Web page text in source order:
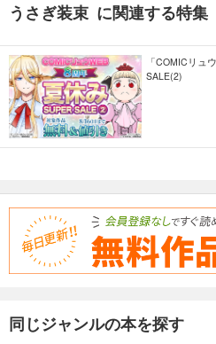
うさぎ装束 に関連する特集
「COMICリュ
SALE(2)
同じジャンルの本を探す